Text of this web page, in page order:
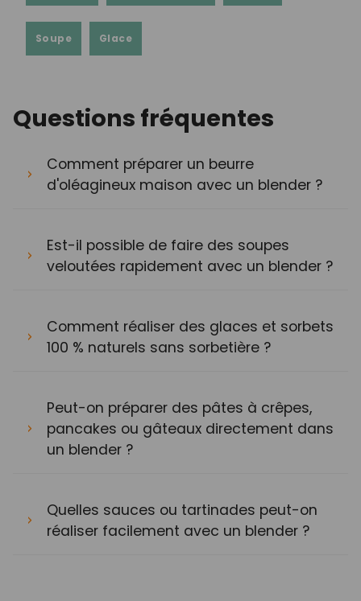
Soupe Glace
Questions fréquentes
Comment préparer un beurre
d'oléagineux maison avec un blender ?
Est-il possible de faire des soupes
veloutées rapidement avec un blender ?
Comment réaliser des glaces et sorbets
100 % naturels sans sorbetière ?
Peut-on préparer des pâtes à crêpes,
pancakes ou gâteaux directement dans
un blender ?
Quelles sauces ou tartinades peut-on
réaliser facilement avec un blender ?